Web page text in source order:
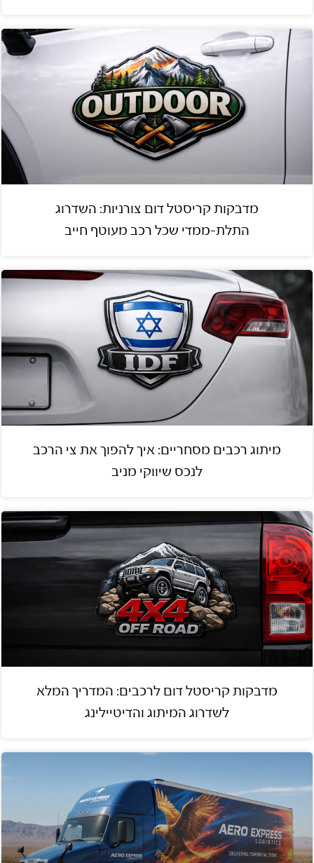
מדבקות קריסטל דום צורניות: השדרוג
התלת-ממדי שכל רכב מעוטף חייב
מיתוג רכבים מסחריים: איך להפוך את צי הרכב
לנכס שיווקי מניב
מדבקות קריסטל דום לרכבים: המדריך המלא
לשדרוג המיתוג והדיטיילינג